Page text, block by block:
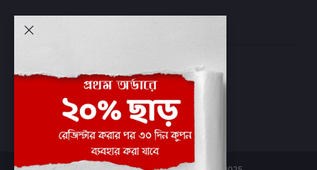
প্রবেশ করুন
অর্ডার ইতিহাস
আমার ইচ্ছাগুলি
অর্ডার ট্র্যাকিং